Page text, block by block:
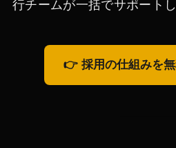
行チームが一括でサポートし
👉 採用の仕組みを